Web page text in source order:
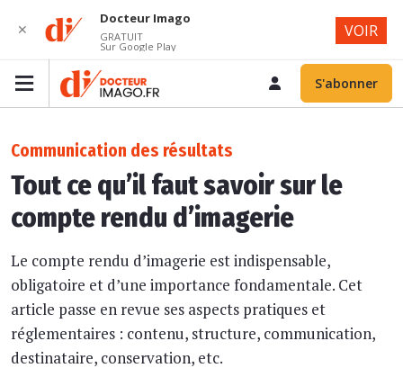
S'abonner
Communication des résultats
Tout ce qu’il faut savoir sur le
compte rendu d’imagerie
Le compte rendu d’imagerie est indispensable,
obligatoire et d’une importance fondamentale. Cet
article passe en revue ses aspects pratiques et
réglementaires : contenu, structure, communication,
destinataire, conservation, etc.
✕
Docteur Imago
GRATUIT
Sur Google Play
VOIR